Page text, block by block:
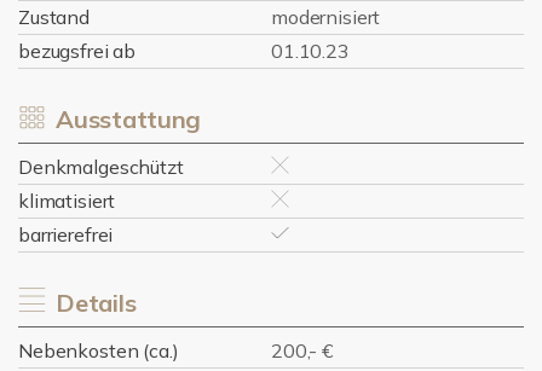
Zustand
modernisiert
bezugsfrei ab
01.10.23
Ausstattung
Denkmalgeschützt
klimatisiert
barrierefrei
Details
Nebenkosten (ca.)
200,- €